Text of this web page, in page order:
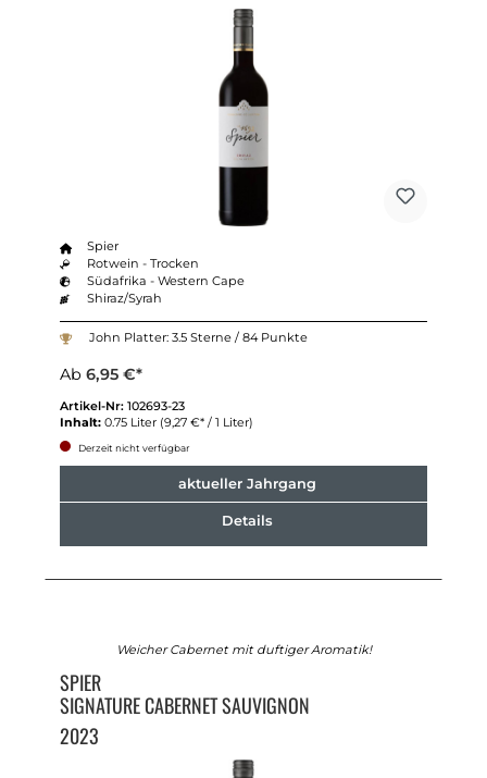
Spier
Rotwein - Trocken
Südafrika - Western Cape
Shiraz/Syrah
John Platter: 3.5 Sterne / 84 Punkte
Ab 6,95 €*
Artikel-Nr: 102693-23
Inhalt: 0.75 Liter (9,27 €* / 1 Liter)
Derzeit nicht verfügbar
aktueller Jahrgang
Details
Weicher Cabernet mit duftiger Aromatik!
SPIER
SIGNATURE CABERNET SAUVIGNON
2023